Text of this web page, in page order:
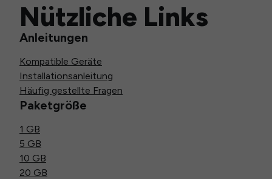
Nützliche Links
Anleitungen
Kompatible Geräte
Installationsanleitung
Häufig gestellte Fragen
Paketgröße
1 GB
5 GB
10 GB
20 GB